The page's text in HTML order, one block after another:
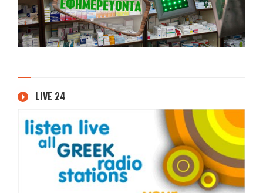
LIVE 24